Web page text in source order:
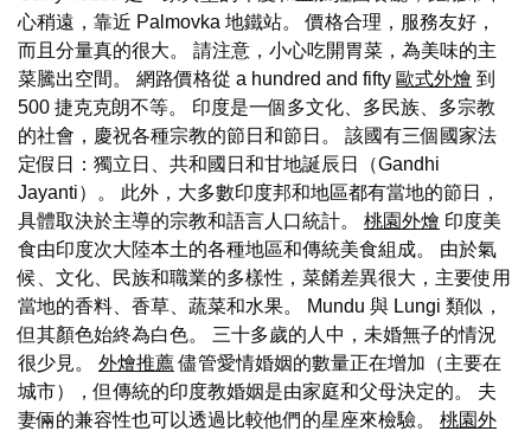
心稍遠，靠近 Palmovka 地鐵站。 價格合理，服務友好，
而且分量真的很大。 請注意，小心吃開胃菜，為美味的主
菜騰出空間。 網路價格從 a hundred and fifty 歐式外燴 到
500 捷克克朗不等。 印度是一個多文化、多民族、多宗教
的社會，慶祝各種宗教的節日和節日。 該國有三個國家法
定假日：獨立日、共和國日和甘地誕辰日（Gandhi
Jayanti）。 此外，大多數印度邦和地區都有當地的節日，
具體取決於主導的宗教和語言人口統計。 桃園外燴 印度美
食由印度次大陸本土的各種地區和傳統美食組成。 由於氣
候、文化、民族和職業的多樣性，菜餚差異很大，主要使用
當地的香料、香草、蔬菜和水果。 Mundu 與 Lungi 類似，
但其顏色始終為白色。 三十多歲的人中，未婚無子的情況
很少見。 外燴推薦儘管愛情婚姻的數量正在增加（主要在
城市），但傳統的印度教婚姻是由家庭和父母決定的。 夫
妻倆的兼容性也可以透過比較他們的星座來檢驗。 桃園外